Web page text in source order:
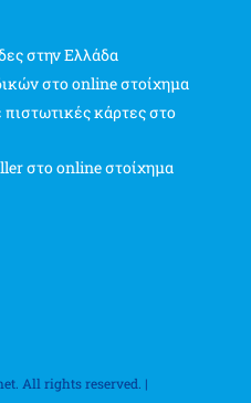
στην Ελλάδα
στο online στοίχημα
κάρτες στο
στο online στοίχημα
All rights reserved. |